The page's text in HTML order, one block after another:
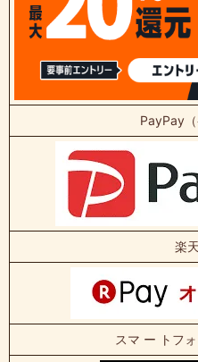
PayPay（
楽
スマ ー トフ